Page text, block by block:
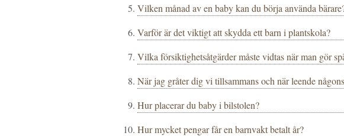
Vilken månad av en baby kan du börja använda
Varför är det viktigt att skydda ett barn i plantskola?
Vilka försiktighetsåtgärder måste vidtas när man gör
När jag gråter dig vi tillsammans och när leende
Hur placerar du baby i bilstolen?
Hur mycket pengar får en barnvakt betalt år?